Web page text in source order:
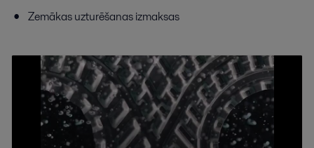
Zemākas uzturēšanas izmaksas